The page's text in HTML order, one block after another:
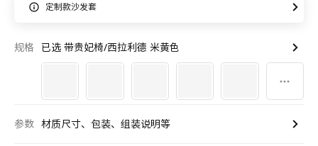
定制款沙发套
规格 已选 带贵妃椅/西拉利德 米黄色
参数 材质尺寸、包装、组装说明等